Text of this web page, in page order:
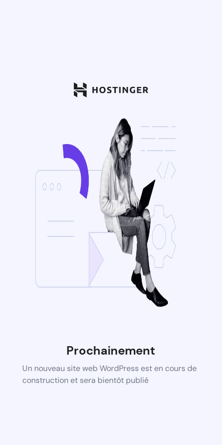
Prochainement
Un nouveau site web WordPress est en cours de
construction et sera bientôt publié